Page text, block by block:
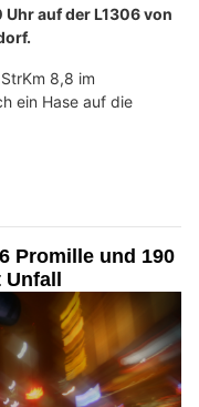
auf der L1306 von
8,8 im
ein Hase auf die
Promille und 190